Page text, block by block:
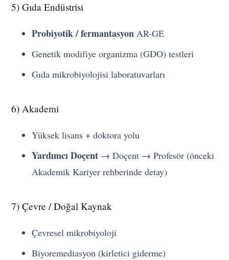
5) Gıda Endüstrisi
Probiyotik / fermantasyon AR-GE
Genetik modifiye organizma (GDO) testleri
Gıda mikrobiyolojisi laboratuvarları
6) Akademi
Yüksek lisans + doktora yolu
Yardımcı Doçent → Doçent → Profesör (önceki
Akademik Kariyer rehberinde detay)
7) Çevre / Doğal Kaynak
Çevresel mikrobiyoloji
Biyoremediasyon (kirletici giderme)